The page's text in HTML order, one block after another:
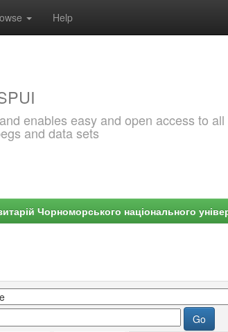
Help
enables easy and open access to
and data sets
Чорноморського національного